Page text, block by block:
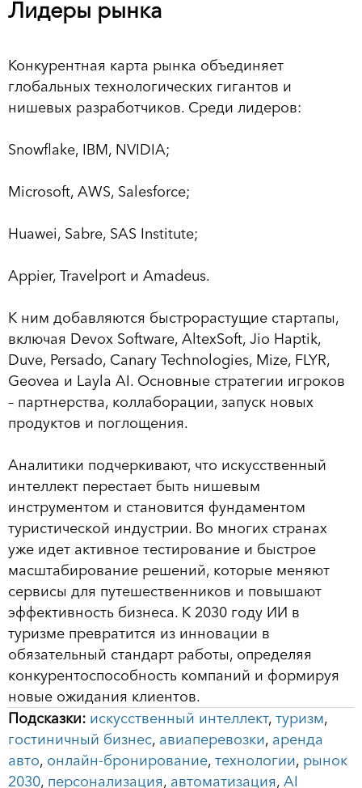
Лидеры рынка
Конкурентная карта рынка объединяет
глобальных технологических гигантов и
нишевых разработчиков. Среди лидеров:
Snowflake, IBM, NVIDIA;
Microsoft, AWS, Salesforce;
Huawei, Sabre, SAS Institute;
Appier, Travelport и Amadeus.
К ним добавляются быстрорастущие стартапы,
включая Devox Software, AltexSoft, Jio Haptik,
Duve, Persado, Canary Technologies, Mize, FLYR,
Geovea и Layla AI. Основные стратегии игроков
– партнерства, коллаборации, запуск новых
продуктов и поглощения.
Аналитики подчеркивают, что искусственный
интеллект перестает быть нишевым
инструментом и становится фундаментом
туристической индустрии. Во многих странах
уже идет активное тестирование и быстрое
масштабирование решений, которые меняют
сервисы для путешественников и повышают
эффективность бизнеса. К 2030 году ИИ в
туризме превратится из инновации в
обязательный стандарт работы, определяя
конкурентоспособность компаний и формируя
новые ожидания клиентов.
Подсказки: искусственный интеллект, туризм,
гостиничный бизнес, авиаперевозки, аренда
авто, онлайн-бронирование, технологии, рынок
2030, персонализация, автоматизация, AI